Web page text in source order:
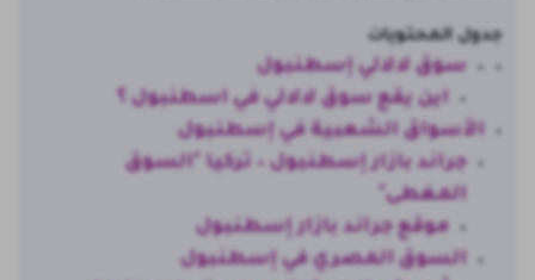
جدول المحتويات
سوق لالالي إسطنبول
اين يقع سوق لالالي في اسطنبول ؟
الأسواق الشعبية في إسطنبول
جراند بازار إسطنبول – تركيا "السوق
المغطى"
موقع جراند بازار إسطنبول
السوق المصري في إسطنبول